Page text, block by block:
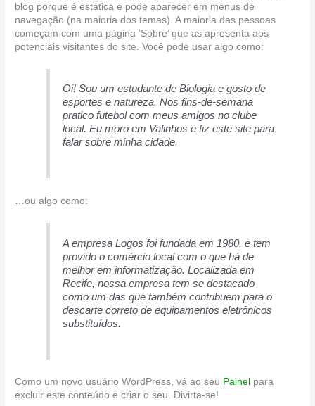
blog porque é estática e pode aparecer em menus de
navegação (na maioria dos temas). A maioria das pessoas
começam com uma página ‘Sobre’ que as apresenta aos
potenciais visitantes do site. Você pode usar algo como:
Oi! Sou um estudante de Biologia e gosto de
esportes e natureza. Nos fins-de-semana
pratico futebol com meus amigos no clube
local. Eu moro em Valinhos e fiz este site para
falar sobre minha cidade.
…ou algo como:
A empresa Logos foi fundada em 1980, e tem
provido o comércio local com o que há de
melhor em informatização. Localizada em
Recife, nossa empresa tem se destacado
como um das que também contribuem para o
descarte correto de equipamentos eletrônicos
substituídos.
Como um novo usuário WordPress, vá ao seu Painel para
excluir este conteúdo e criar o seu. Divirta-se!